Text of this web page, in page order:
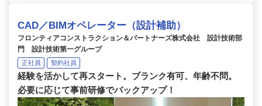
CAD／BIMオペレーター（設計補助）
フロンティアコンストラクション＆パートナーズ株式会社 設計技術部
門 設計技術第一グループ
正社員 契約社員
経験を活かして再スタート。ブランク有可、年齢不問。
必要に応じて事前研修でバックアップ！